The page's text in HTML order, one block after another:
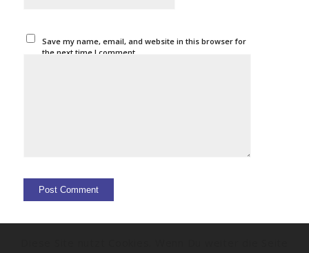
Save my name, email, and website in this browser for
the next time I comment.